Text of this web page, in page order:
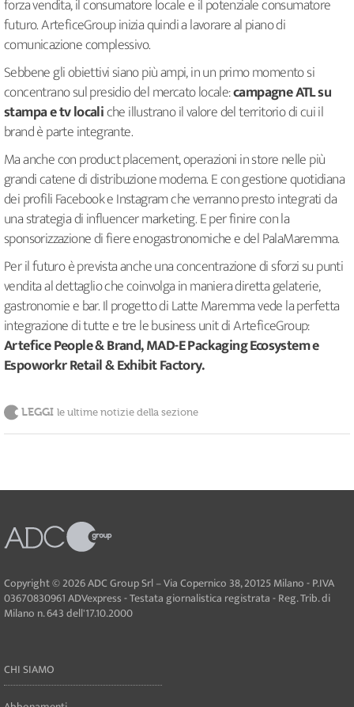
forza vendita, il consumatore locale e il potenziale consumatore
futuro. ArteficeGroup inizia quindi a lavorare al piano di
comunicazione complessivo.
Sebbene gli obiettivi siano più ampi, in un primo momento si
concentrano sul presidio del mercato locale:campagne ATL su
stampa e tv localiche illustrano il valore del territorio di cui il
brand è parte integrante.
Ma anche con product placement, operazioni in store nelle più
grandi catene di distribuzione moderna. E con gestione quotidiana
dei profili Facebook e Instagram che verranno presto integrati da
una strategia di influencer marketing. E per finire con la
sponsorizzazione di fiere enogastronomiche e del PalaMaremma.
Per il futuro è prevista anche una concentrazione di sforzi su punti
vendita al dettaglio che coinvolga in maniera diretta gelaterie,
gastronomie e bar. Il progetto di Latte Maremma vede la perfetta
integrazione di tutte e tre le business unit di ArteficeGroup:
Artefice People & Brand, MAD-E Packaging Ecosystem e
Espoworkr Retail & Exhibit Factory.
LEGGI le ultime notizie della sezione
Copyright © 2026 ADC Group Srl – Via Copernico 38, 20125 Milano - P.IVA
03670830961 ADVexpress - Testata giornalistica registrata - Reg. Trib. di
Milano n. 643 dell'17.10.2000
CHI SIAMO